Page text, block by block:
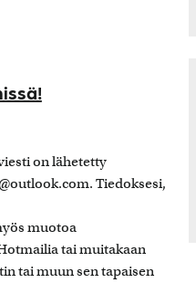
on lähetetty
Tiedoksesi,
muotoa
tai muitakaan
tai muun sen tapaisen